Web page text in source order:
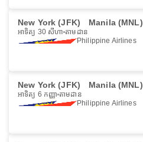
New York (JFK) Manila (MNL)
អាទិត្យ 30 សីហា តាមដាន
Philippine Airlines
New York (JFK) Manila (MNL)
អាទិត្យ 6 កញ្ញា តាមដាន
Philippine Airlines